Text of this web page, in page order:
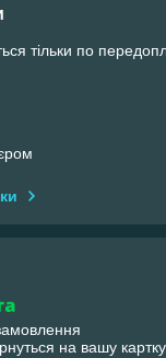
тільки по
на вашу картку